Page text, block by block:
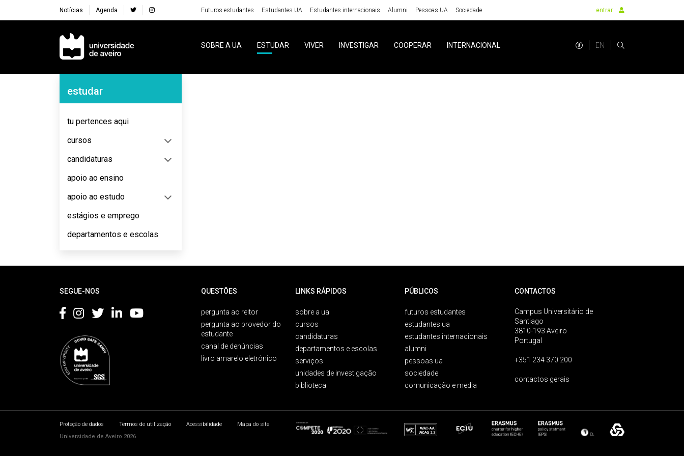
Notícias Agenda Futuros estudantes Estudantes UA Estudantes internacionais Alumni Pessoas UA Sociedade entrar
Navegação Principal
SOBRE A UA ESTUDAR VIVER INVESTIGAR COOPERAR INTERNACIONAL EN
Navegação Lateral
estudar
tu pertences aqui
cursos
candidaturas
apoio ao ensino
apoio ao estudo
estágios e emprego
departamentos e escolas
SEGUE-NOS QUESTÕES
pergunta ao reitor
pergunta ao provedor do
estudante
canal de denúncias
livro amarelo eletrónico
LINKS RÁPIDOS
sobre a ua
cursos
candidaturas
departamentos e escolas
serviços
unidades de investigação
biblioteca
PÚBLICOS
futuros estudantes
estudantes ua
estudantes internacionais
alumni
pessoas ua
sociedade
comunicação e media
CONTACTOS
Campus Universitário de
Santiago
3810-193 Aveiro
Portugal
+351 234 370 200
contactos gerais
Proteção de dados Termos de utilização Acessibilidade
Mapa do site
Universidade de Aveiro 2026